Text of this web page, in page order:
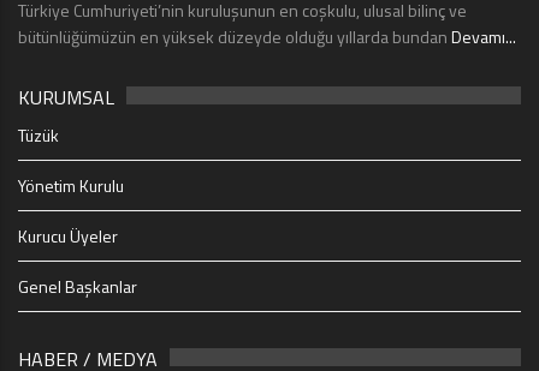
Türkiye Cumhuriyeti’nin kuruluşunun en coşkulu, ulusal bilinç ve
bütünlüğümüzün en yüksek düzeyde olduğu yıllarda bundanDevamı...
KURUMSAL
Tüzük
Yönetim Kurulu
Kurucu Üyeler
Genel Başkanlar
HABER / MEDYA